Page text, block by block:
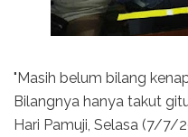
"Masih belum bilang
Bilangnya hanya takut
Hari Pamuji, Selasa (7/7/